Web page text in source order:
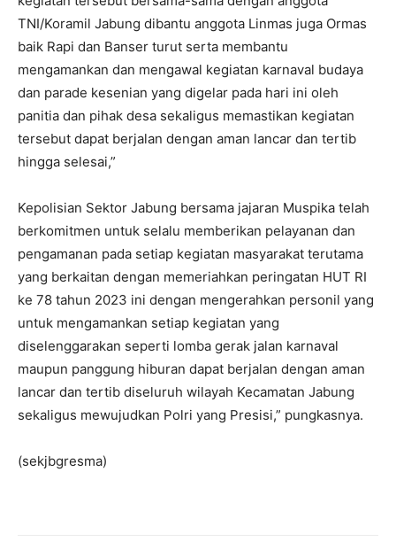
TNI/Koramil Jabung dibantu anggota Linmas juga Ormas
baik Rapi dan Banser turut serta membantu
mengamankan dan mengawal kegiatan karnaval budaya
dan parade kesenian yang digelar pada hari ini oleh
panitia dan pihak desa sekaligus memastikan kegiatan
tersebut dapat berjalan dengan aman lancar dan tertib
hingga selesai,”
Kepolisian Sektor Jabung bersama jajaran Muspika telah
berkomitmen untuk selalu memberikan pelayanan dan
pengamanan pada setiap kegiatan masyarakat terutama
yang berkaitan dengan memeriahkan peringatan HUT RI
ke 78 tahun 2023 ini dengan mengerahkan personil yang
untuk mengamankan setiap kegiatan yang
diselenggarakan seperti lomba gerak jalan karnaval
maupun panggung hiburan dapat berjalan dengan aman
lancar dan tertib diseluruh wilayah Kecamatan Jabung
sekaligus mewujudkan Polri yang Presisi,” pungkasnya.
(sekjbgresma)